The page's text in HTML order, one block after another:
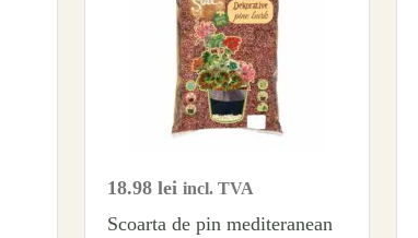
18.98 lei incl. TVA
Scoarta de pin mediteranean